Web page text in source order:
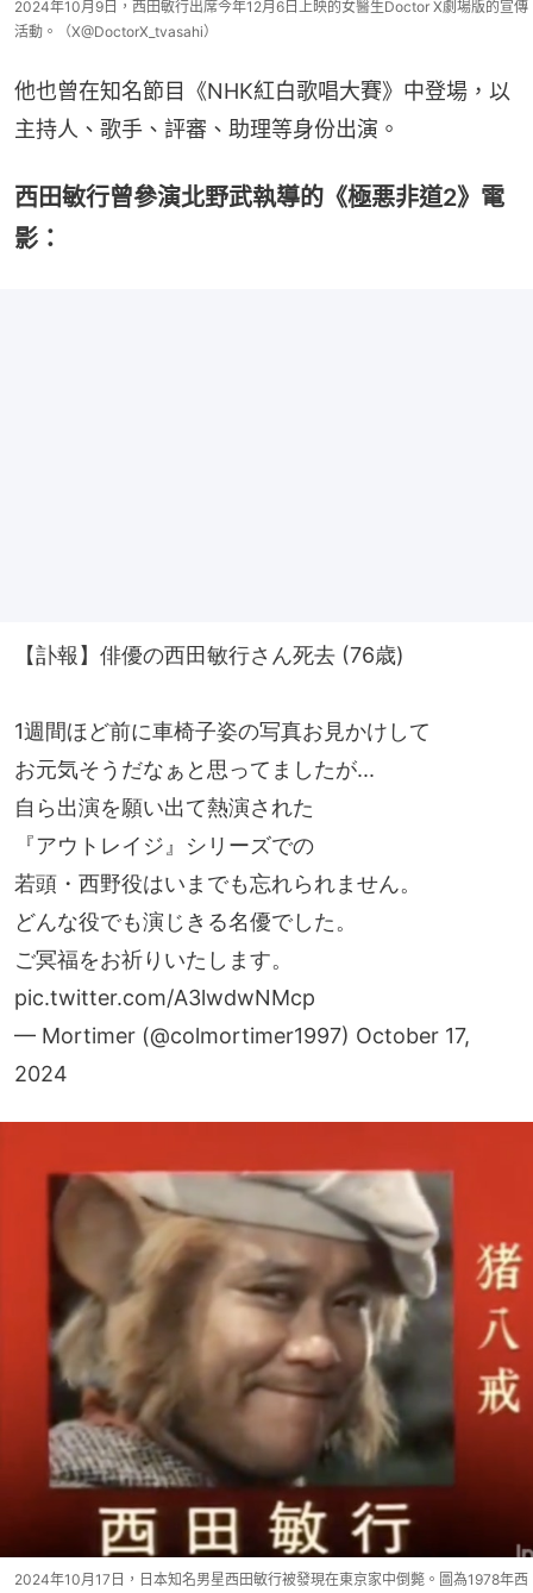
2024年10月9日，西田敏行出席今年12月6日上映的女醫生Doctor X劇場版的宣傳
活動。（X@DoctorX_tvasahi）
他也曾在知名節目《NHK紅白歌唱大賽》中登場，以
主持人、歌手、評審、助理等身份出演。
西田敏行曾參演北野武執導的《極悪非道2》電
影：
【訃報】俳優の西田敏行さん死去 (76歳)
1週間ほど前に車椅子姿の写真お見かけして
お元気そうだなぁと思ってましたが...
自ら出演を願い出て熱演された
『アウトレイジ』シリーズでの
若頭・西野役はいまでも忘れられません。
どんな役でも演じきる名優でした。
ご冥福をお祈りいたします。
pic.twitter.com/A3lwdwNMcp
— Mortimer (@colmortimer1997) October 17,
2024
2024年10月17日，日本知名男星西田敏行被發現在東京家中倒斃。圖為1978年西